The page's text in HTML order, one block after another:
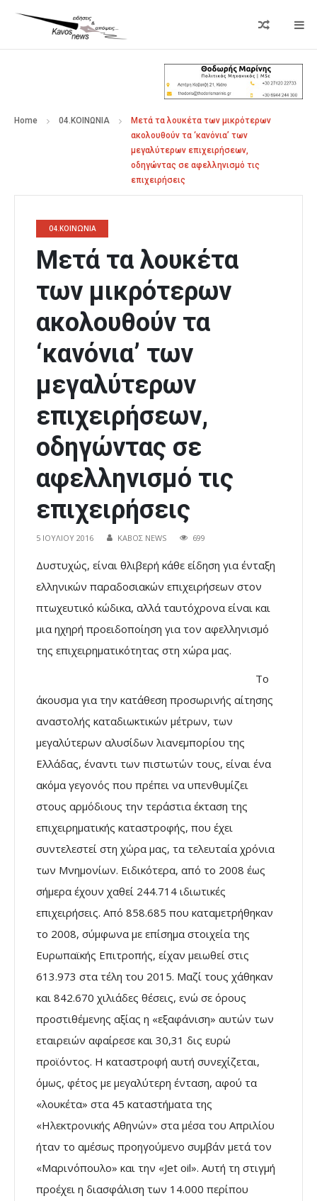
Home 04.ΚΟΙΝΩΝΙΑ
Μετά τα λουκέτα των μικρότερων
ακολουθούν τα ‘κανόνια’ των
μεγαλύτερων επιχειρήσεων,
οδηγώντας σε αφελληνισμό τις
επιχειρήσεις
04.ΚΟΙΝΩΝΙΑ
Μετά τα λουκέτα
των μικρότερων
ακολουθούν τα
‘κανόνια’ των
μεγαλύτερων
επιχειρήσεων,
οδηγώντας σε
αφελληνισμό τις
επιχειρήσεις
5 ΙΟΥΛΊΟΥ 2016 ΚΑΒΟΣ NEWS 699
Δυστυχώς, είναι θλιβερή κάθε είδηση για ένταξη
ελληνικών παραδοσιακών επιχειρήσεων στον
πτωχευτικό κώδικα, αλλά ταυτόχρονα είναι και
μια ηχηρή προειδοποίηση για τον αφελληνισμό
της επιχειρηματικότητας στη xώρα μας.
Το
άκουσμα για την κατάθεση προσωρινής αίτησης
αναστολής καταδιωκτικών μέτρων, των
μεγαλύτερων αλυσίδων λιανεμπορίου της
Ελλάδας, έναντι των πιστωτών τους, είναι ένα
ακόμα γεγονός που πρέπει να υπενθυμίζει
στους αρμόδιους την τεράστια έκταση της
επιχειρηματικής καταστροφής, που έχει
συντελεστεί στη χώρα μας, τα τελευταία χρόνια
των Μνημονίων. Ειδικότερα, από το 2008 έως
σήμερα έχουν χαθεί 244.714 ιδιωτικές
επιχειρήσεις. Από 858.685 που καταμετρήθηκαν
το 2008, σύμφωνα με επίσημα στοιχεία της
Ευρωπαϊκής Επιτροπής, είχαν μειωθεί στις
613.973 στα τέλη του 2015. Μαζί τους χάθηκαν
και 842.670 χιλιάδες θέσεις, ενώ σε όρους
προστιθέμενης αξίας η «εξαφάνιση» αυτών των
εταιρειών αφαίρεσε και 30,31 δις ευρώ
προϊόντος. Η καταστροφή αυτή συνεχίζεται,
όμως, φέτος με μεγαλύτερη ένταση, αφού τα
«λουκέτα» στα 45 καταστήματα της
«Ηλεκτρονικής Αθηνών» στα μέσα του Απριλίου
ήταν το αμέσως προηγούμενο συμβάν μετά τον
«Μαρινόπουλο» και την «Jet oil». Αυτή τη στιγμή
προέχει η διασφάλιση των 14.000 περίπου